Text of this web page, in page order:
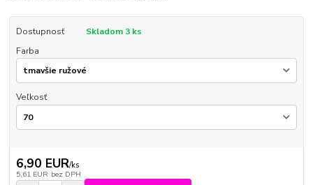
Dostupnosť
Skladom 3 ks
Farba
Veľkosť
6,90 EUR/ks
5,61 EUR bez DPH